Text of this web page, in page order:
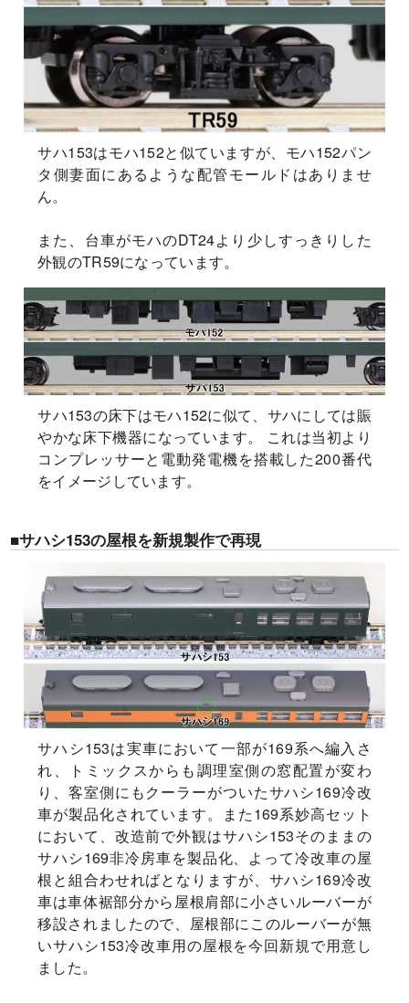
サハ153はモハ152と似ていますが、モハ152パン
タ側妻面にあるような配管モールドはありませ
ん。
また、台車がモハのDT24より少しすっきりした
外観のTR59になっています。
サハ153の床下はモハ152に似て、サハにしては賑
やかな床下機器になっています。 これは当初より
コンプレッサーと電動発電機を搭載した200番代
をイメージしています。
■サハシ153の屋根を新規製作で再現
サハシ153は実車において一部が169系へ編入さ
れ、トミックスからも調理室側の窓配置が変わ
り、客室側にもクーラーがついたサハシ169冷改
車が製品化されています。また169系妙高セット
において、改造前で外観はサハシ153そのままの
サハシ169非冷房車を製品化、よって冷改車の屋
根と組合わせればとなりますが、サハシ169冷改
車は車体裾部分から屋根肩部に小さいルーバーが
移設されましたので、屋根部にこのルーバーが無
いサハシ153冷改車用の屋根を今回新規で用意し
ました。